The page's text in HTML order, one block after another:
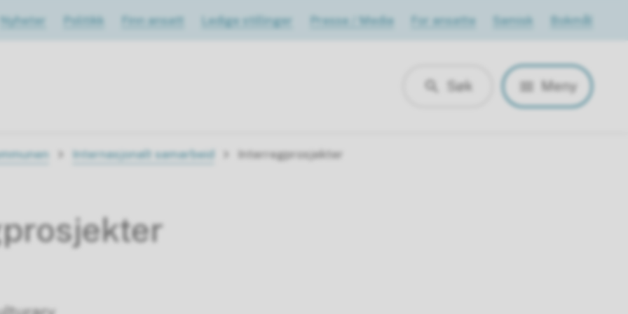
Nyheter Politikk Finn ansatt Ledige stillinger Presse / Media For ansatte Samisk Bokmål
Søk Meny
Internasjonalt samarbeid Interregprosjekter